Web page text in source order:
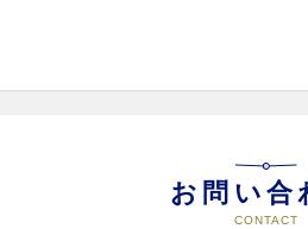
市全体
こども
やくま
お問い合
CONTACT